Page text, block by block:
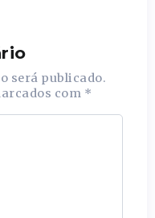
será publicado.
com *